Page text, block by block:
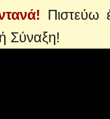
Πιστεύω
Σύναξη!